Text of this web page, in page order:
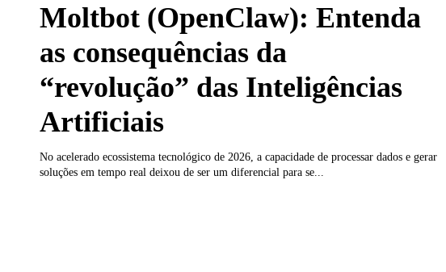
Moltbot (OpenClaw): Entenda
as consequências da
“revolução” das Inteligências
Artificiais
No acelerado ecossistema tecnológico de 2026, a capacidade de processar dados e gerar
soluções em tempo real deixou de ser um diferencial para se...